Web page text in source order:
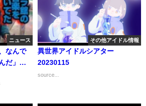
ニュース
なんで
だ」僕
ない」
五の言
その他アイドル情報
異世界アイドルシアター
20230115
source...